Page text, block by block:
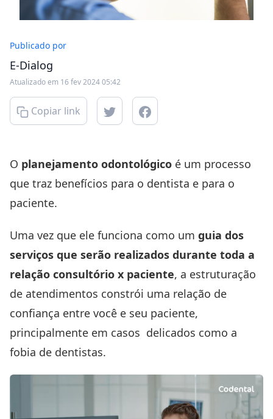
Publicado por
E-Dialog
Atualizado em 16 fev 2024 05:42
Copiar link
O planejamento odontológico é um processo
que traz benefícios para o dentista e para o
paciente.
Uma vez que ele funciona como um guia dos
serviços que serão realizados durante toda a
relação consultório x paciente, a estruturação
de atendimentos constrói uma relação de
confiança entre você e seu paciente,
principalmente em casos delicados como a
fobia de dentistas.